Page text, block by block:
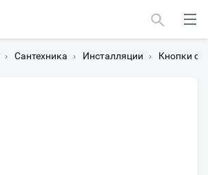
› Сантехника › Инсталляции › Кнопки